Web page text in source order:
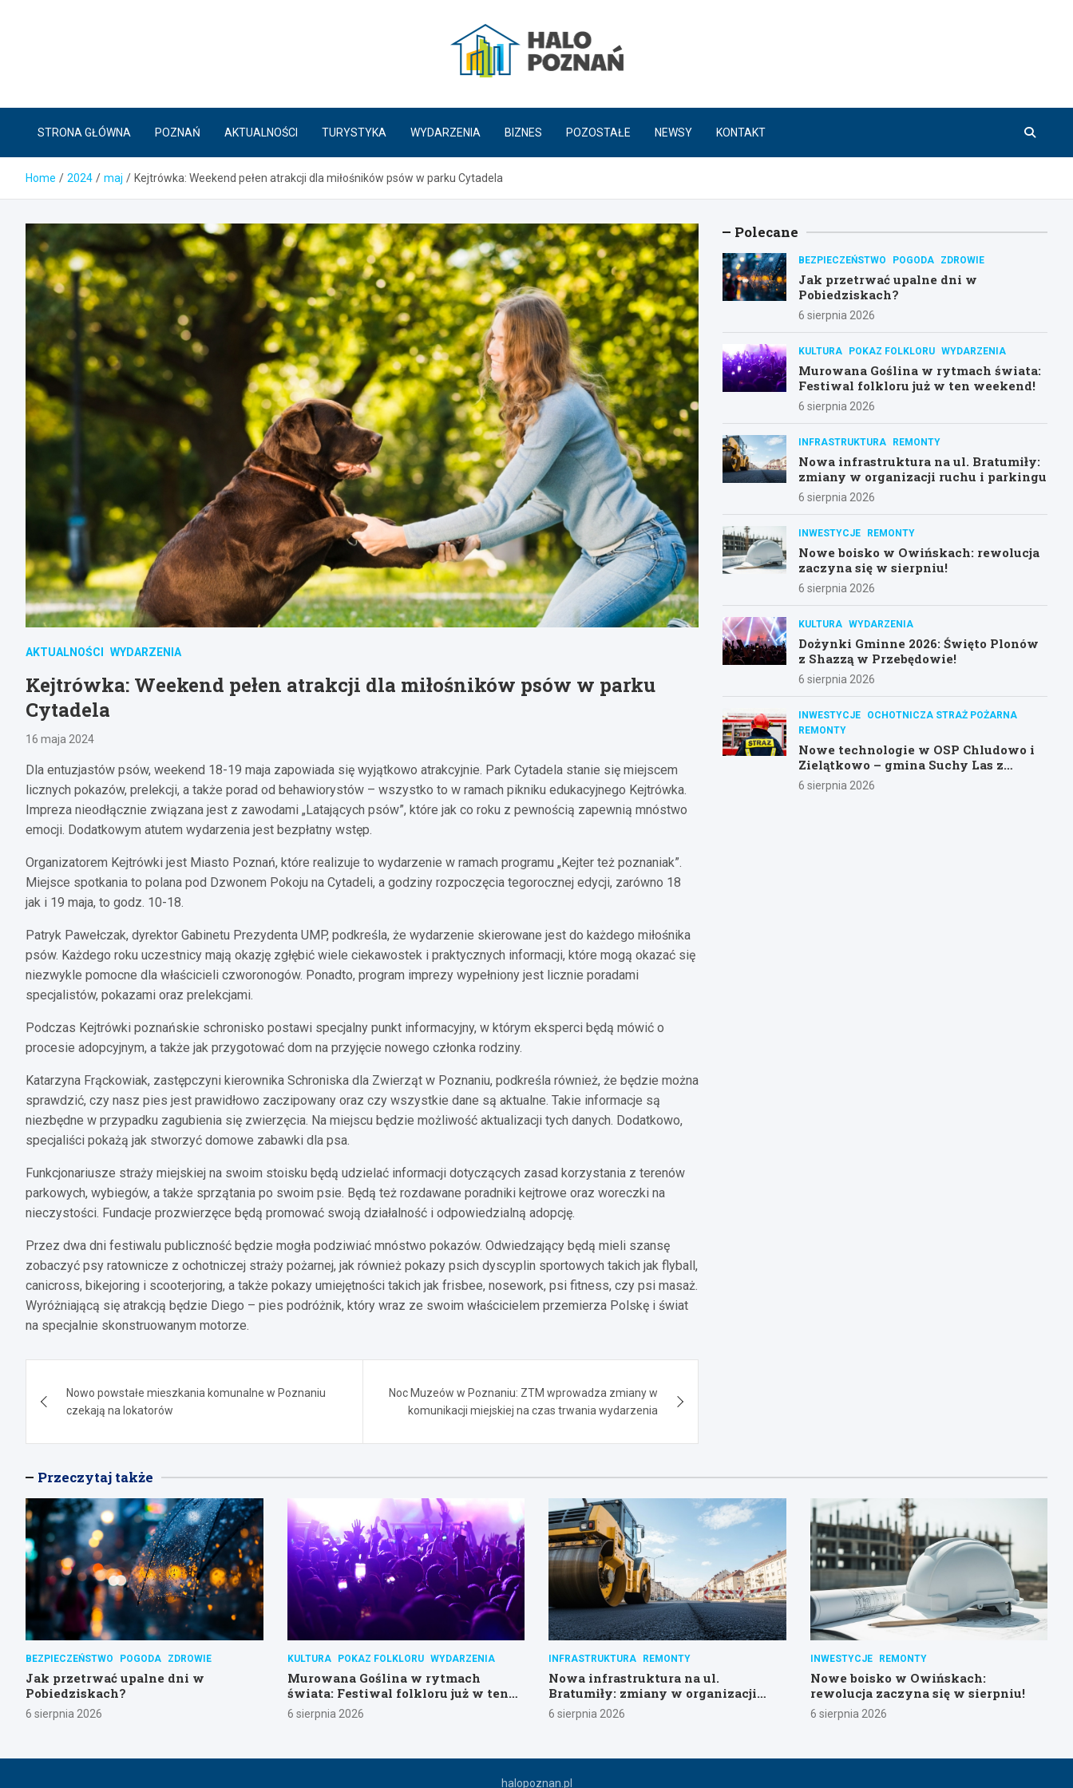
HaloPoznań.pl
STRONA GŁÓWNA POZNAŃ AKTUALNOŚCI TURYSTYKA WYDARZENIA BIZNES POZOSTAŁE NEWSY KONTAKT
Home 2024 maj Kejtrówka: Weekend pełen atrakcji dla miłośników psów w parku Cytadela
AKTUALNOŚCI WYDARZENIA
Kejtrówka: Weekend pełen atrakcji dla miłośników psów w parku
Cytadela
16 maja 2024
Dla entuzjastów psów, weekend 18-19 maja zapowiada się wyjątkowo atrakcyjnie. Park Cytadela stanie się miejscem
licznych pokazów, prelekcji, a także porad od behawiorystów – wszystko to w ramach pikniku edukacyjnego Kejtrówka.
Impreza nieodłącznie związana jest z zawodami „Latających psów”, które jak co roku z pewnością zapewnią mnóstwo
emocji. Dodatkowym atutem wydarzenia jest bezpłatny wstęp.
Organizatorem Kejtrówki jest Miasto Poznań, które realizuje to wydarzenie w ramach programu „Kejter też poznaniak”.
Miejsce spotkania to polana pod Dzwonem Pokoju na Cytadeli, a godziny rozpoczęcia tegorocznej edycji, zarówno 18
jak i 19 maja, to godz. 10-18.
Patryk Pawełczak, dyrektor Gabinetu Prezydenta UMP, podkreśla, że wydarzenie skierowane jest do każdego miłośnika
psów. Każdego roku uczestnicy mają okazję zgłębić wiele ciekawostek i praktycznych informacji, które mogą okazać się
niezwykle pomocne dla właścicieli czworonogów. Ponadto, program imprezy wypełniony jest licznie poradami
specjalistów, pokazami oraz prelekcjami.
Podczas Kejtrówki poznańskie schronisko postawi specjalny punkt informacyjny, w którym eksperci będą mówić o
procesie adopcyjnym, a także jak przygotować dom na przyjęcie nowego członka rodziny.
Katarzyna Frąckowiak, zastępczyni kierownika Schroniska dla Zwierząt w Poznaniu, podkreśla również, że będzie można
sprawdzić, czy nasz pies jest prawidłowo zaczipowany oraz czy wszystkie dane są aktualne. Takie informacje są
niezbędne w przypadku zagubienia się zwierzęcia. Na miejscu będzie możliwość aktualizacji tych danych. Dodatkowo,
specjaliści pokażą jak stworzyć domowe zabawki dla psa.
Funkcjonariusze straży miejskiej na swoim stoisku będą udzielać informacji dotyczących zasad korzystania z terenów
parkowych, wybiegów, a także sprzątania po swoim psie. Będą też rozdawane poradniki kejtrowe oraz woreczki na
nieczystości. Fundacje prozwierzęce będą promować swoją działalność i odpowiedzialną adopcję.
Przez dwa dni festiwalu publiczność będzie mogła podziwiać mnóstwo pokazów. Odwiedzający będą mieli szansę
zobaczyć psy ratownicze z ochotniczej straży pożarnej, jak również pokazy psich dyscyplin sportowych takich jak flyball,
canicross, bikejoring i scooterjoring, a także pokazy umiejętności takich jak frisbee, nosework, psi fitness, czy psi masaż.
Wyróżniającą się atrakcją będzie Diego – pies podróżnik, który wraz ze swoim właścicielem przemierza Polskę i świat
na specjalnie skonstruowanym motorze.
wpisu
Nowo powstałe mieszkania komunalne w Poznaniu
czekają na lokatorów
Noc Muzeów w Poznaniu: ZTM wprowadza zmiany w
komunikacji miejskiej na czas trwania wydarzenia
Polecane
BEZPIECZEŃSTWO POGODA ZDROWIE
Jak przetrwać upalne dni w
Pobiedziskach?
6 sierpnia 2026
KULTURA POKAZ FOLKLORU WYDARZENIA
Murowana Goślina w rytmach świata:
Festiwal folkloru już w ten weekend!
6 sierpnia 2026
INFRASTRUKTURA REMONTY
Nowa infrastruktura na ul. Bratumiły:
zmiany w organizacji ruchu i parkingu
6 sierpnia 2026
INWESTYCJE REMONTY
Nowe boisko w Owińskach: rewolucja
zaczyna się w sierpniu!
6 sierpnia 2026
KULTURA WYDARZENIA
Dożynki Gminne 2026: Święto Plonów
z Shazzą w Przebędowie!
6 sierpnia 2026
INWESTYCJE
OCHOTNICZA STRAŻ POŻARNA
REMONTY
Nowe technologie w OSP Chludowo i
Zielątkowo – gmina Suchy Las z
dotacją na modernizację!
6 sierpnia 2026
Przeczytaj także
BEZPIECZEŃSTWO POGODA ZDROWIE
Jak przetrwać upalne dni w
Pobiedziskach?
6 sierpnia 2026
KULTURA POKAZ FOLKLORU WYDARZENIA
Murowana Goślina w rytmach
świata: Festiwal folkloru już w ten
weekend!
6 sierpnia 2026
INFRASTRUKTURA REMONTY
Nowa infrastruktura na ul.
Bratumiły: zmiany w organizacji
ruchu i parkingu
6 sierpnia 2026
INWESTYCJE REMONTY
Nowe boisko w Owińskach:
rewolucja zaczyna się w sierpniu!
6 sierpnia 2026
halopoznan.pl